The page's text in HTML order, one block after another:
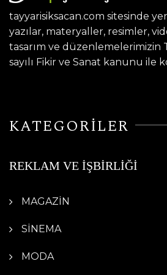
tayyarisiksacan.com sitesinde
yazılar, materyaller, resimler,
tasarım ve düzenlemelerimizin
sayılı Fikir ve Sanat kanunu ile
KATEGORİLER
REKLAM VE İŞBİRLİĞİ
MAGAZİN
SİNEMA
MODA